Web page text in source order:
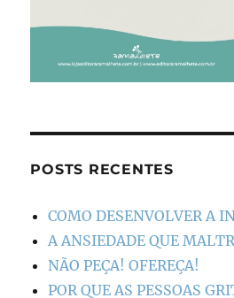
POSTS RECENTES
COMO DESENVOLVER A
A ANSIEDADE QUE
NÃO PEÇA! OFEREÇA!
POR QUE AS PESSOAS